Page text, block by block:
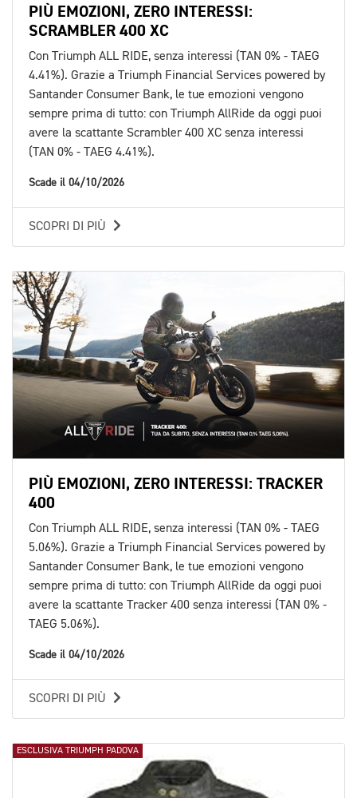
PIÙ EMOZIONI, ZERO INTERESSI:
SCRAMBLER 400 XC
Con Triumph ALL RIDE, senza interessi (TAN 0% - TAEG
4.41%). Grazie a Triumph Financial Services powered by
Santander Consumer Bank, le tue emozioni vengono
sempre prima di tutto: con Triumph AllRide da oggi puoi
avere la scattante Scrambler 400 XC senza interessi
(TAN 0% - TAEG 4.41%).
Scade il 04/10/2026
SCOPRI DI PIÙ
PIÙ EMOZIONI, ZERO INTERESSI: TRACKER
400
Con Triumph ALL RIDE, senza interessi (TAN 0% - TAEG
5.06%). Grazie a Triumph Financial Services powered by
Santander Consumer Bank, le tue emozioni vengono
sempre prima di tutto: con Triumph AllRide da oggi puoi
avere la scattante Tracker 400 senza interessi (TAN 0% -
TAEG 5.06%).
Scade il 04/10/2026
SCOPRI DI PIÙ
ESCLUSIVA TRIUMPH PADOVA